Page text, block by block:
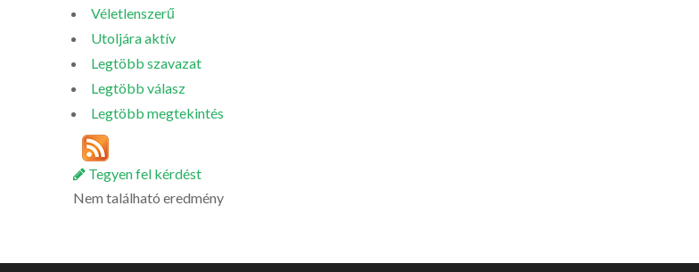
Véletlenszerű
Utoljára aktív
Legtöbb szavazat
Legtöbb válasz
Legtöbb megtekintés
Tegyen fel kérdést
Nem található eredmény